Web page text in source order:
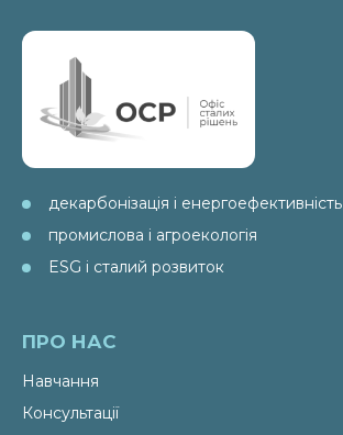
декарбонізація і енергоефективність
промислова і агроекологія
ESG і сталий розвиток
ПРО НАС
Навчання
Консультації